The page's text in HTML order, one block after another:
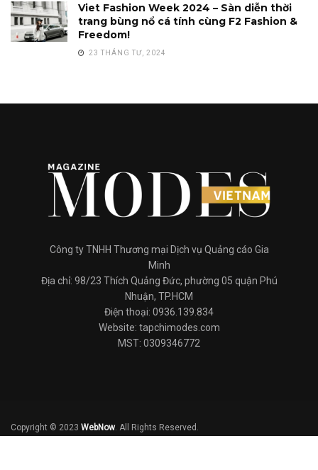
Viet Fashion Week 2024 – Sàn diễn thời
trang bùng nổ cá tính cùng F2 Fashion &
Freedom!
23 THÁNG TƯ, 2024
Công ty TNHH Thương mại Dịch vụ Quảng cáo Gia
Minh
Địa chỉ: 98/23 Thích Quảng Đức, phường 05 quận Phú
Nhuận, TP.HCM
Điện thoại: 0936.139.834
Website: tapchimodes.com
MST: 0309346772
Copyright © 2023 WebNow. All Rights Reserved.